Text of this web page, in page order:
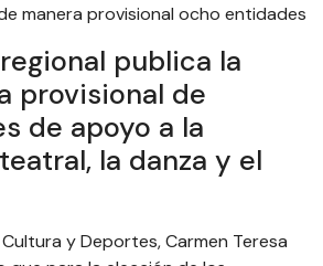
manera provisional ocho entidades
publica la
provisional de
de apoyo a la
la danza y el
y Deportes, Carmen Teresa